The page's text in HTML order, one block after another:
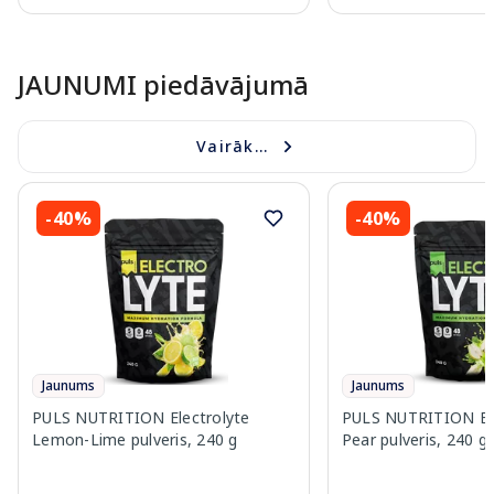
JAUNUMI piedāvājumā
Vairāk...
-40%
Jaunums
PULS NUTRITION Electrolyte
Lemon-Lime pulveris, 240 g
-40%
Jaunums
PULS NUTRITION
Pear pulveris, 240 g